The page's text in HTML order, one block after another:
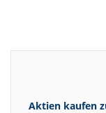
Aktien kaufen